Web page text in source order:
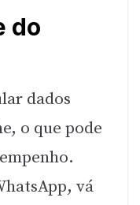
do
dados
o que pode
vá